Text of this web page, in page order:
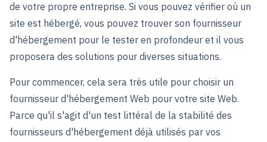
de votre propre entreprise. Si vous pouvez vérifier où un
site est hébergé, vous pouvez trouver son fournisseur
d'hébergement pour le tester en profondeur et il vous
proposera des solutions pour diverses situations.
Pour commencer, cela sera très utile pour choisir un
fournisseur d'hébergement Web pour votre site Web.
Parce qu'il s'agit d'un test littéral de la stabilité des
fournisseurs d'hébergement déjà utilisés par vos